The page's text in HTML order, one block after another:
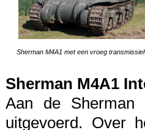
Sherman M4A1 met een vroeg
Sherman M4A1
Aan de Sherman
uitgevoerd. Over